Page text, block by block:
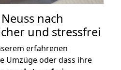
Neuss nach
und stressfrei
erfahrenen
Umzüge oder dass ihre